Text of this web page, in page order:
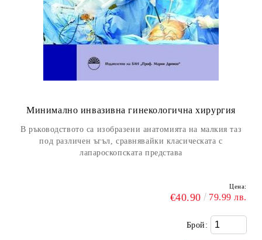
Минимално инвазивна гинекологична хирургия
В ръководството са изобразени анатомията на малкия таз
под различен ъгъл, сравнявайки класическата с
лапароскопската представа
Цена:
€40.90 79.99 лв.
Брой: